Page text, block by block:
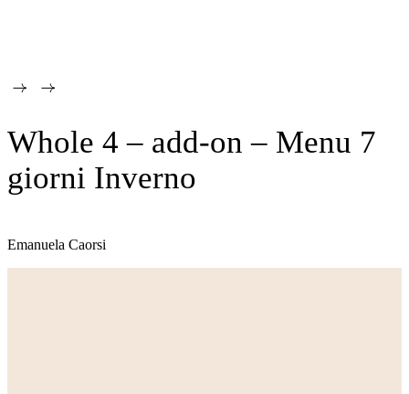
Whole 4 – add-on – Menu 7
giorni Inverno
Emanuela Caorsi